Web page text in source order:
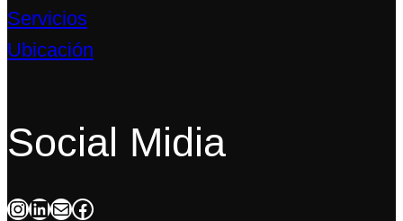
Servicios
Ubicación
Social Midia
InstagramLinkedIn Mail Facebook